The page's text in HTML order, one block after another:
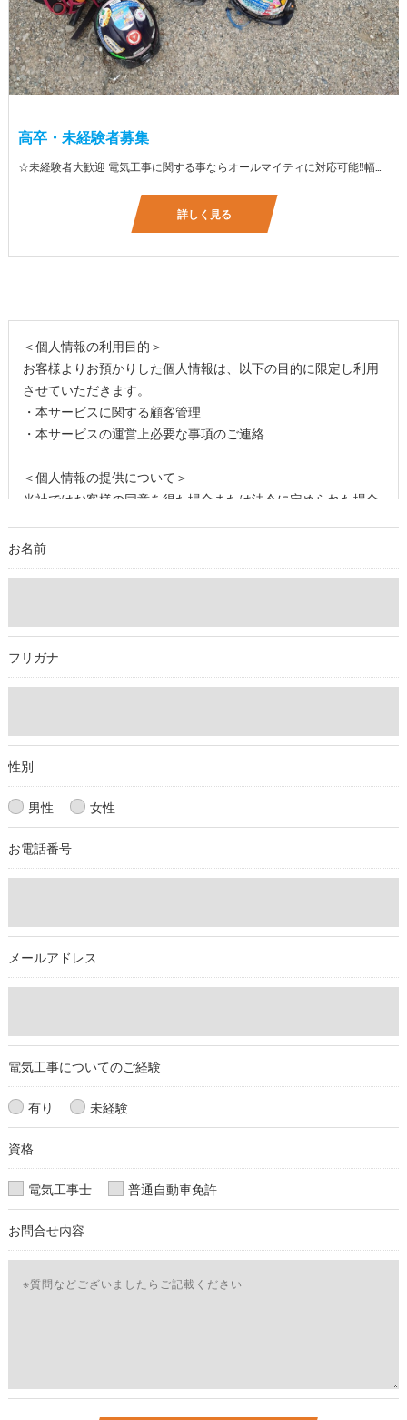
高卒・未経験者募集
☆未経験者大歓迎 電気工事に関する事ならオールマイティに対応可能‼幅広く技術を身に付けて頂けます（室内配線・室外配線、スイッチコンセント取付け、照明器具取付け、配電盤取付け、エアコン取付け、LANケーブル配線、アンテナ取付けなど） 先輩社員が一から指導を行うため未経験の方でも安心して働いていただけます♪ ☆資格支援制度あり 実績があるからこそ社内で教習と経験を積んでいただくことで資格を当社で発行できることができます。 【工具支給致します】 また新品工具と新品作業服を完全支給を致します。 高品質の作業服と工具入社してくれた方には支給致します♪
詳しく見る
＜個人情報の利用目的＞
お客様よりお預かりした個人情報は、以下の目的に限定し利用
させていただきます。
・本サービスに関する顧客管理
・本サービスの運営上必要な事項のご連絡
＜個人情報の提供について＞
当社ではお客様の同意を得た場合または法令に定められた場合
取得した個人情報を第三者に提供することはいたしません。
外部に委託する場合があります。
これらの委託先に対しては個人情報保護契約等の措置をとり、
適切な監督を行います。
当社では、個人情報の漏洩等がなされないよう、適切に安全管
理対策を実施します。
＜個人情報を与えなかった場合に生じる結果＞
必要な情報を頂けない場合は、それに対応した当社のサービス
をご提供できない場合がございますので予めご了承ください。
続を定めさせて頂いております。
ご本人である事を確認のうえ、対応させて頂きます。
個人情報の開示･訂正･削除・利用停止の具体的手続きにつきま
お名前
フリガナ
性別
男性 女性
お電話番号
メールアドレス
電気工事についてのご経験
有り 未経験
資格
電気工事士 普通自動車免許
お問合せ内容